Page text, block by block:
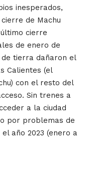
inesperados,
de Machu
cierre
de enero de
de tierra dañaron el
Calientes (el
con el resto del
Sin trenes a
a la ciudad
por problemas de
año 2023 (enero a